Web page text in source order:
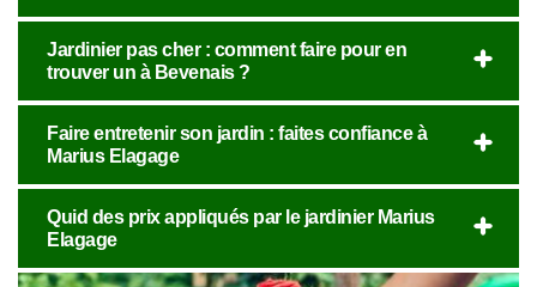
Jardinier pas cher : comment faire pour en
trouver un à Bevenais ?
Faire entretenir son jardin : faites confiance à
Marius Elagage
Quid des prix appliqués par le jardinier Marius
Elagage